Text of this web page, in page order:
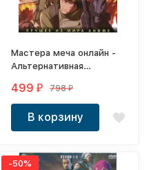
Мастера меча онлайн -
Альтернативная
сезон, 2 DVD-R)
499₽ 798₽
В корзину
-50%